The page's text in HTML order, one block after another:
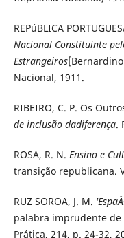
REPúBLICA
Nacional Constituinte
Estrangeiros
Nacional, 1911.
RIBEIRO, C. P. Os
de inclusão dadiferença.
ROSA, R. N. Ensino e
transição republicana.
RUZ SOROA, J. M.
palabra imprudente de
Prática, 214, p. 24-32,